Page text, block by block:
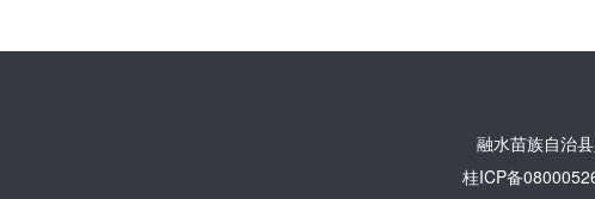
融水苗族自治
桂ICP备